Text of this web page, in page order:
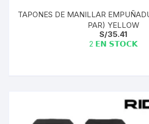
TAPONES DE MANILLAR
PAR) YELLOW
S/35.41
2 𝗘𝗡 𝗦𝗧𝗢𝗖𝗞